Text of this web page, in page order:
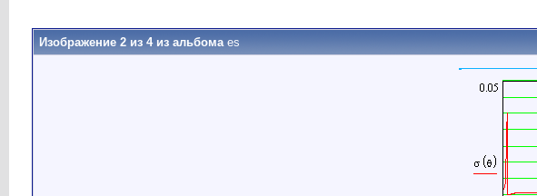
Изображение 2 из 4 из альбома es